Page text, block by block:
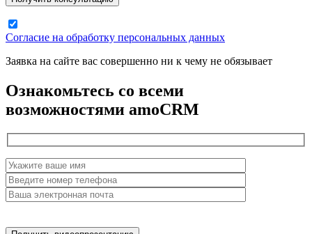
Согласие на обработку персональных данных
Заявка на сайте вас совершенно ни к чему не обязывает
Ознакомьтесь со всеми
возможностями amoCRM